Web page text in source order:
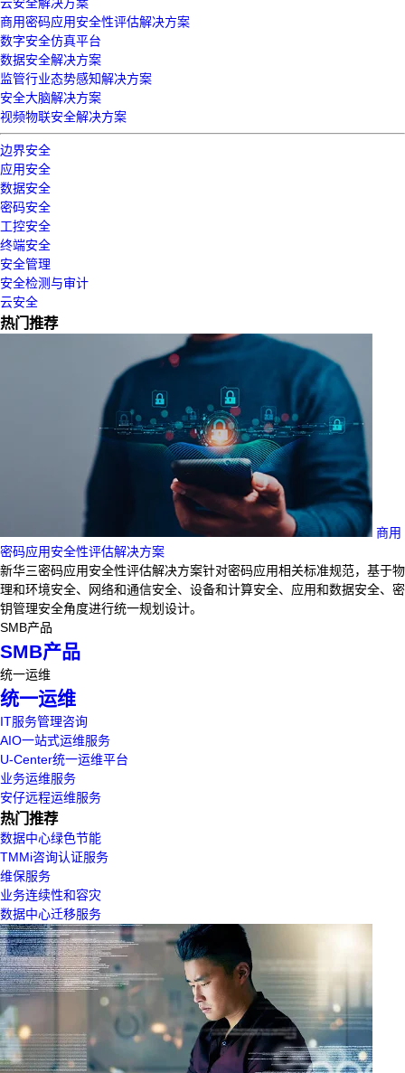
商用密码应用安全性评估解决方案
数字安全仿真平台
数据安全解决方案
监管行业态势感知解决方案
安全大脑解决方案
视频物联安全解决方案
边界安全
应用安全
数据安全
密码安全
工控安全
终端安全
安全管理
安全检测与审计
云安全
热门推荐
商用
密码应用安全性评估解决方案
新华三密码应用安全性评估解决方案针对密码应用相关标准规范，基于物
理和环境安全、网络和通信安全、设备和计算安全、应用和数据安全、密
钥管理安全角度进行统一规划设计。
SMB产品
SMB产品
统一运维
统一运维
IT服务管理咨询
AIO一站式运维服务
U-Center统一运维平台
业务运维服务
安仔远程运维服务
热门推荐
数据中心绿色节能
TMMi咨询认证服务
维保服务
业务连续性和容灾
数据中心迁移服务